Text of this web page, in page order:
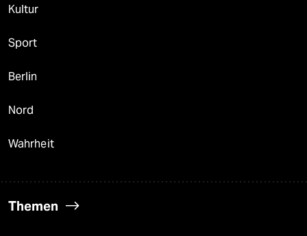
Kultur
Sport
Berlin
Nord
Wahrheit
Themen